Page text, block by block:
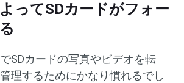
ってSDカードがフォー
SDカードの写真やビデオを転
理するためにかなり慣れるでし